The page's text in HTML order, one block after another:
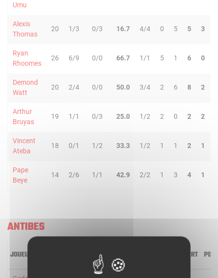
Umu
Alexis
Thomas
20 1/3 0/3 16.7 4/4 0 5 5 3
Ryan
Rhoomes
26 6/9 0/0 66.7 1/1 5 1 6 0
Demond
Watt
20 2/4 0/0 50.0 3/4 2 6 8 2
Arthur
Bruyas
19 1/1 0/3 25.0 1/2 2 0 2 2
Vincent
Ateba
18 0/1 1/2 33.3 1/2 1 1 2 1
Pape
Beye
14 2/6 1/1 42.9 2/2 1 3 4 1
ANTIBES
JOUEUR 3R/3T RT PD